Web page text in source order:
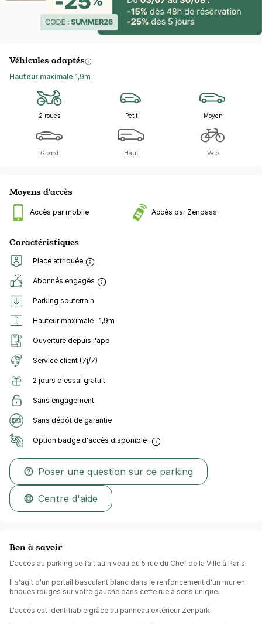
Véhicules adaptés
Hauteur maximale:1,9m
2 roues Petit Moyen
Grand Haut Vélo
Moyens d'accès
Accès par mobile Accès par Zenpass
Caractéristiques
Place attribuée
Abonnés engagés
Parking souterrain
Hauteur maximale : 1,9m
Ouverture depuis l'app
Service client (7j/7)
2 jours d'essai gratuit
Sans engagement
Sans dépôt de garantie
Option badge d'accès disponible
Poser une question sur ce parking
Centre d'aide
Bon à savoir
L'accès au parking se fait au niveau du 5 rue du Chef de la Ville à Paris.
Il s'agit d'un portail basculant blanc dans le renfoncement d'un mur en
briques rouges sur votre gauche dans cette rue à sens unique.
L'accès est identifiable grâce au panneau extérieur Zenpark.